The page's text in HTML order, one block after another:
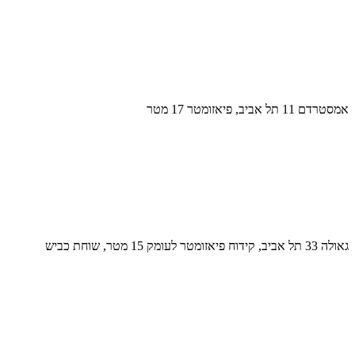
אמסטרדם 11 תל אביב, פיאזומטר 17 מטר
גאולה 33 תל אביב, קידוח פיאזומטר לעומק 15 מטר, שוחת כביש